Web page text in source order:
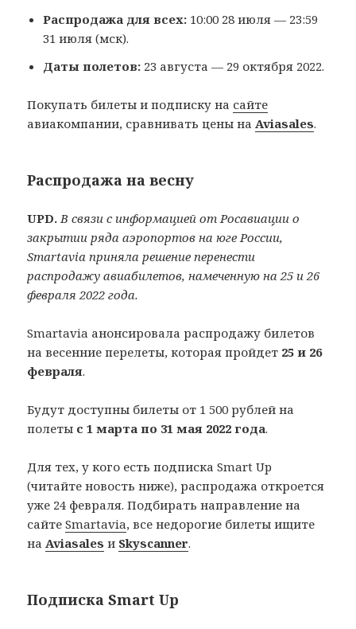
Распродажа для всех: 10:00 28 июля — 23:59
31 июля (мск).
Даты полетов: 23 августа — 29 октября 2022.
Покупать билеты и подписку на сайте
авиакомпании, сравнивать цены на Aviasales.
Распродажа на весну
UPD. В связи с информацией от Росавиации о
закрытии ряда аэропортов на юге России,
Smartavia приняла решение перенести
распродажу авиабилетов, намеченную на 25 и 26
февраля 2022 года.
Smartavia анонсировала распродажу билетов
на весенние перелеты, которая пройдет 25 и 26
февраля.
Будут доступны билеты от 1 500 рублей на
полеты с 1 марта по 31 мая 2022 года.
Для тех, у кого есть подписка Smart Up
(читайте новость ниже), распродажа откроется
уже 24 февраля. Подбирать направление на
сайтеSmartavia, все недорогие билеты ищите
на Aviasales и Skyscanner.
Подписка Smart Up